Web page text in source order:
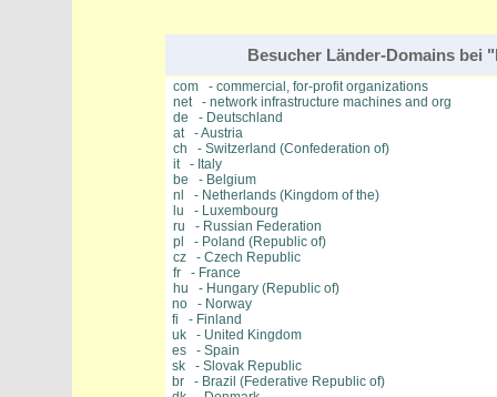
Besucher Länder-Domains bei
com - commercial, for-profit organizations
net - network infrastructure machines and org
de - Deutschland
at - Austria
ch - Switzerland (Confederation of)
it - Italy
be - Belgium
nl - Netherlands (Kingdom of the)
lu - Luxembourg
ru - Russian Federation
pl - Poland (Republic of)
cz - Czech Republic
fr - France
hu - Hungary (Republic of)
no - Norway
fi - Finland
uk - United Kingdom
es - Spain
sk - Slovak Republic
br - Brazil (Federative Republic of)